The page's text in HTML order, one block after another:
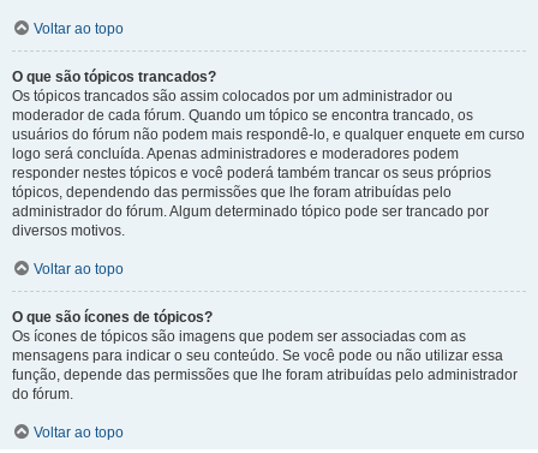
Voltar ao topo
O que são tópicos trancados?
Os tópicos trancados são assim colocados por um administrador ou
moderador de cada fórum. Quando um tópico se encontra trancado, os
usuários do fórum não podem mais respondê-lo, e qualquer enquete em curso
logo será concluída. Apenas administradores e moderadores podem
responder nestes tópicos e você poderá também trancar os seus próprios
tópicos, dependendo das permissões que lhe foram atribuídas pelo
administrador do fórum. Algum determinado tópico pode ser trancado por
diversos motivos.
Voltar ao topo
O que são ícones de tópicos?
Os ícones de tópicos são imagens que podem ser associadas com as
mensagens para indicar o seu conteúdo. Se você pode ou não utilizar essa
função, depende das permissões que lhe foram atribuídas pelo administrador
do fórum.
Voltar ao topo